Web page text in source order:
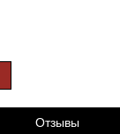
Отзывы